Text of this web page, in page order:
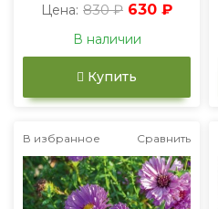
Цена: 830 ₽ 630 ₽
В наличии
Купить
В избранное Сравнить